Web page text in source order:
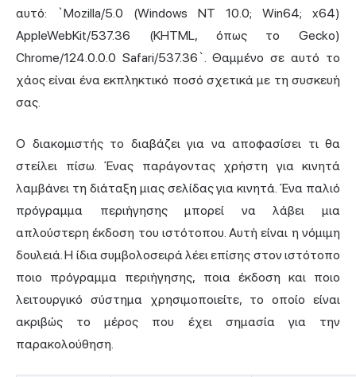
αυτό: `Mozilla/5.0 (Windows NT 10.0; Win64; x64)
AppleWebKit/537.36 (KHTML, όπως το Gecko)
Chrome/124.0.0.0 Safari/537.36`. Θαμμένο σε αυτό το
χάος είναι ένα εκπληκτικό ποσό σχετικά με τη συσκευή
σας.
Ο διακομιστής το διαβάζει για να αποφασίσει τι θα
στείλει πίσω. Ένας παράγοντας χρήστη για κινητά
λαμβάνει τη διάταξη μιας σελίδας για κινητά. Ένα παλιό
πρόγραμμα περιήγησηςμπορεί να λάβει μια
απλούστερη έκδοση του ιστότοπου. Αυτή είναι η νόμιμη
δουλειά. Η ίδια συμβολοσειρά λέει επίσης στον ιστότοπο
ποιο πρόγραμμα περιήγησης, ποια έκδοση και ποιο
λειτουργικό σύστημα χρησιμοποιείτε, το οποίο είναι
ακριβώς το μέρος που έχει σημασία για την
παρακολούθηση.